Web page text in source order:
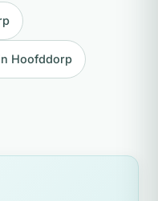
Hoofddorp